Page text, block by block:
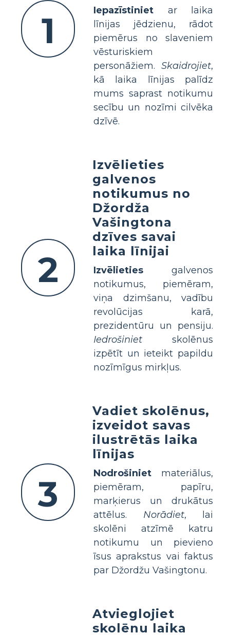
1 Iepazīstiniet ar laika
līnijas jēdzienu, rādot
piemērus no slaveniem
vēsturiskiem
personāžiem. Skaidrojiet,
kā laika līnijas palīdz
mums saprast notikumu
secību un nozīmi cilvēka
dzīvē.
2
Izvēlieties
galvenos
notikumus no
Džordža
Vašingtona
dzīves savai
laika līnijai
Izvēlieties galvenos
notikumus, piemēram,
viņa dzimšanu, vadību
revolūcijas karā,
prezidentūru un pensiju.
Iedrošiniet skolēnus
izpētīt un ieteikt papildu
nozīmīgus mirkļus.
3
Vadiet skolēnus,
izveidot savas
ilustrētās laika
līnijas
Nodrošiniet materiālus,
piemēram, papīru,
marķierus un drukātus
attēlus. Norādiet, lai
skolēni atzīmē katru
notikumu un pievieno
īsus aprakstus vai faktus
par Džordžu Vašingtonu.
Atvieglojiet
skolēnu laika